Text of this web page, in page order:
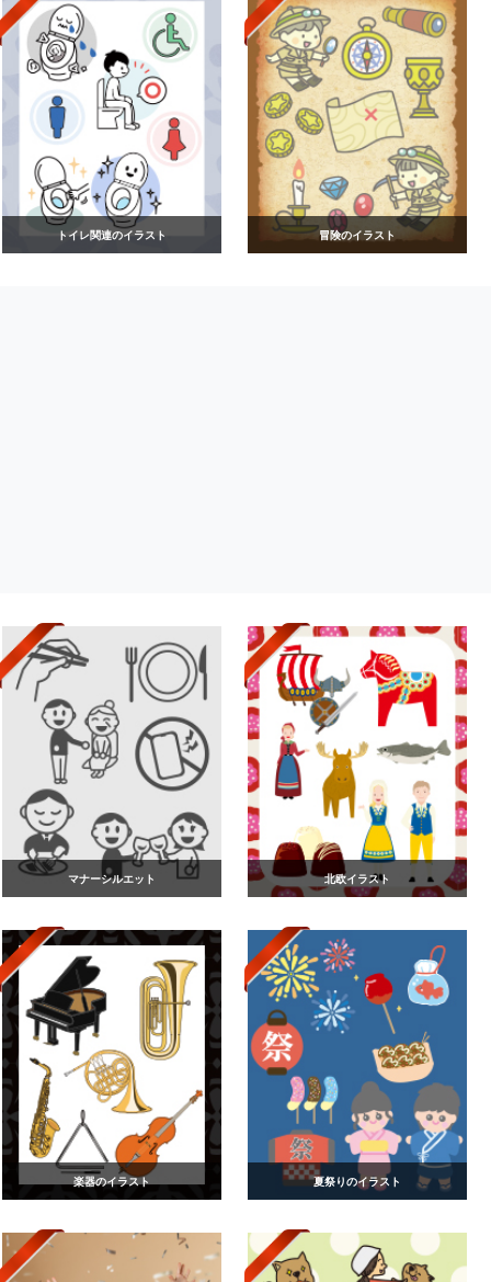
トイレ関連のイラスト 冒険のイラスト
マナーシルエット 北欧イラスト
楽器のイラスト 夏祭りのイラスト